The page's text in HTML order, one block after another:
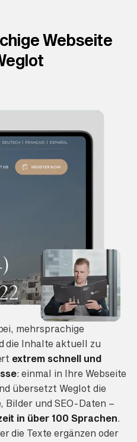
Webseite
mehrsprachige
die Inhalte aktuell zu
extrem schnell und
: einmal in Ihre Webseite
übersetzt Weglot die
Bilder und SEO-Daten –
in über 100 Sprachen.
die Texte ergänzen oder